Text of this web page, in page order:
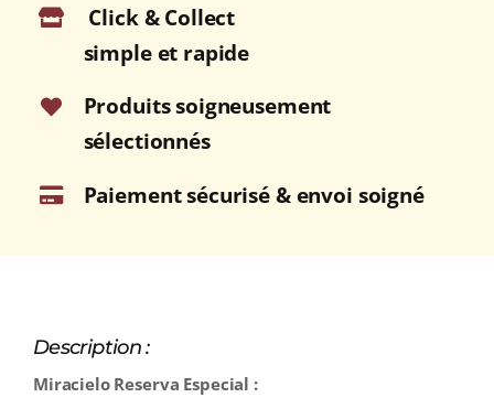
(GUATEMALA)
70cl
Click & Collect
simple et rapide
Produits soigneusement
sélectionnés
Paiement sécurisé & envoi soigné
Description :
Miracielo Reserva Especial :